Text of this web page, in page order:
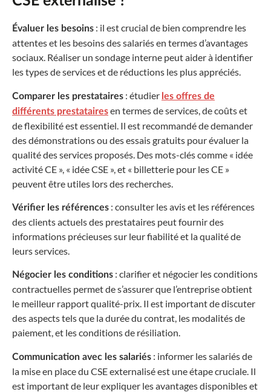
Évaluer les besoins : il est crucial de bien comprendre les
attentes et les besoins des salariés en termes d’avantages
sociaux. Réaliser un sondage interne peut aider à identifier
les types de services et de réductions les plus appréciés.
Comparer les prestataires : étudier les offres de
différents prestatairesen termes de services, de coûts et
de flexibilité est essentiel. Il est recommandé de demander
des démonstrations ou des essais gratuits pour évaluer la
qualité des services proposés. Des mots-clés comme « idée
activité CE », « idée CSE », et « billetterie pour les CE »
peuvent être utiles lors des recherches.
Vérifier les références : consulter les avis et les références
des clients actuels des prestataires peut fournir des
informations précieuses sur leur fiabilité et la qualité de
leurs services.
Négocier les conditions : clarifier et négocier les conditions
contractuelles permet de s’assurer que l’entreprise obtient
le meilleur rapport qualité-prix. Il est important de discuter
des aspects tels que la durée du contrat, les modalités de
paiement, et les conditions de résiliation.
Communication avec les salariés : informer les salariés de
la mise en place du CSE externalisé est une étape cruciale. Il
est important de leur expliquer les avantages disponibles et